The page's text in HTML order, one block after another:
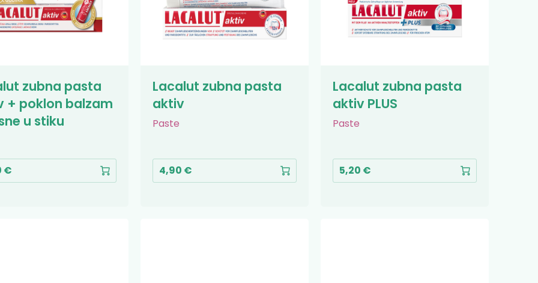
zubna pasta
+ poklon balzam
u stiku
€
Lacalut zubna pasta
aktiv
Paste
4,90 €
Lacalut zubna pasta
aktiv PLUS
Paste
5,20 €